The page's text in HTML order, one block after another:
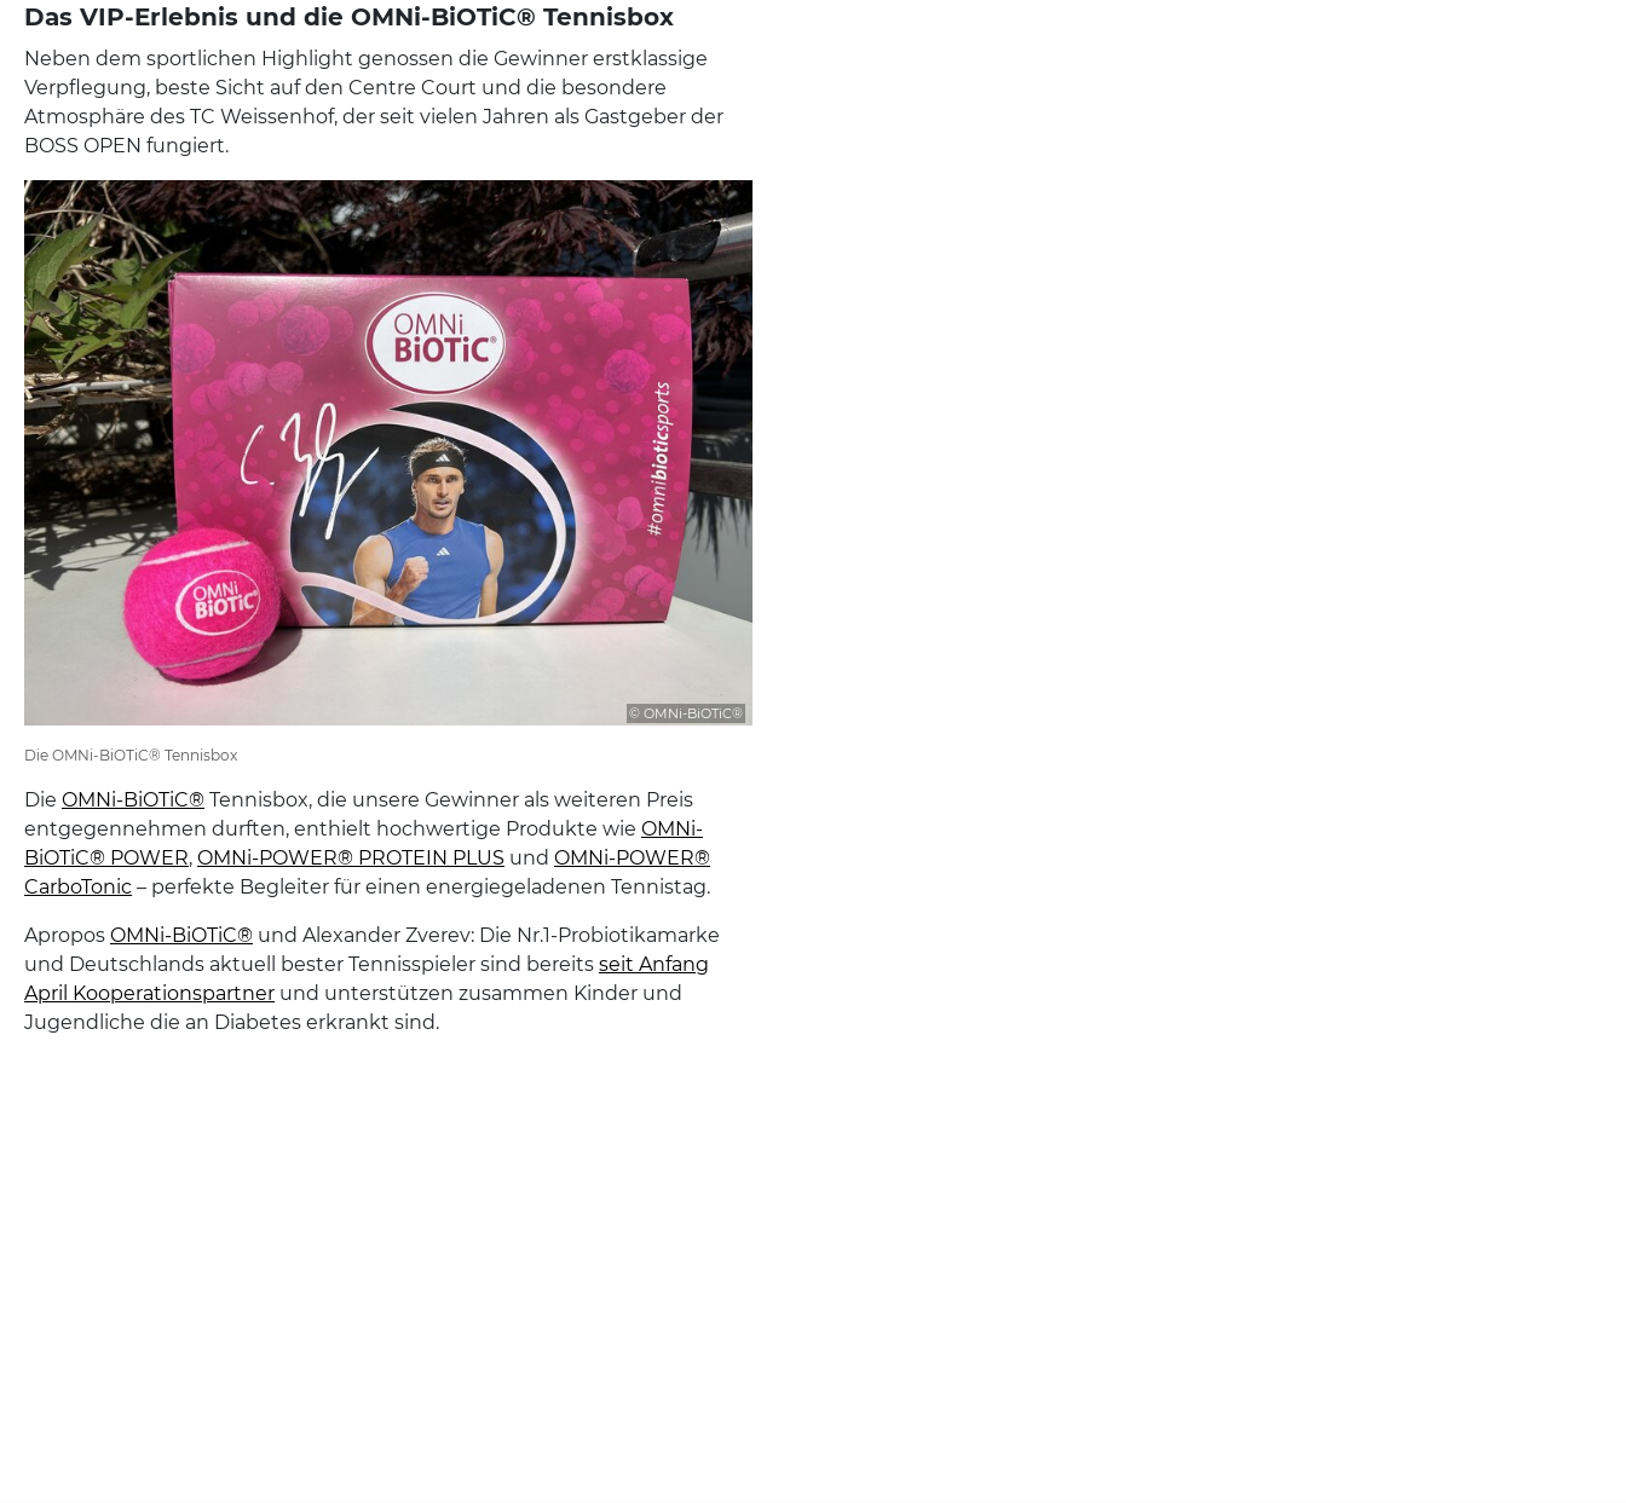
Das VIP-Erlebnis und die OMNi-BiOTiC® Tennisbox
Neben dem sportlichen Highlight genossen die Gewinner erstklassige
Verpflegung, beste Sicht auf den Centre Court und die besondere
Atmosphäre des TC Weissenhof, der seit vielen Jahren als Gastgeber der
BOSS OPEN fungiert.
© OMNi-BiOTiC®
Die OMNi-BiOTiC® Tennisbox
Die OMNi-BiOTiC® Tennisbox, die unsere Gewinner als weiteren Preis
entgegennehmen durften, enthielt hochwertige Produkte wie OMNi-
BiOTiC® POWER, OMNi-POWER® PROTEIN PLUS und OMNi-POWER®
CarboTonic – perfekte Begleiter für einen energiegeladenen Tennistag.
Apropos OMNi-BiOTiC® und Alexander Zverev: Die Nr.1-Probiotikamarke
und Deutschlands aktuell bester Tennisspieler sind bereits seit Anfang
April Kooperationspartner und unterstützen zusammen Kinder und
Jugendliche die an Diabetes erkrankt sind.